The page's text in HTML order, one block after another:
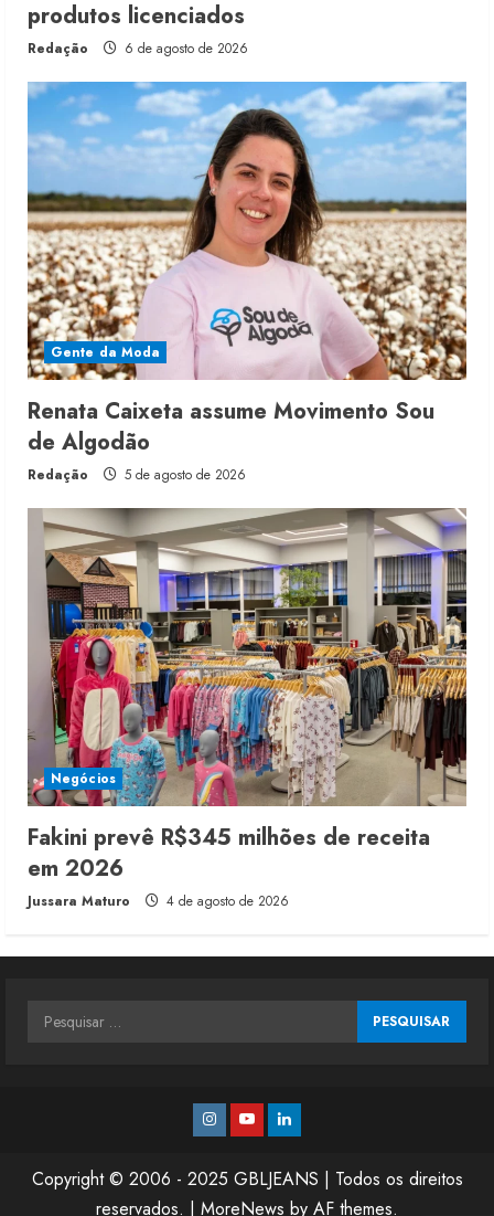
produtos licenciados
Redação 6 de agosto de 2026
Gente da Moda
Renata Caixeta assume Movimento Sou
de Algodão
Redação 5 de agosto de 2026
Negócios
Fakini prevê R$345 milhões de receita
em 2026
Jussara Maturo 4 de agosto de 2026
Pesquisar
Instagram
YoutubeLinkedin
Copyright © 2006 - 2025 GBLJEANS | Todos os direitos
reservados. | MoreNews by AF themes.